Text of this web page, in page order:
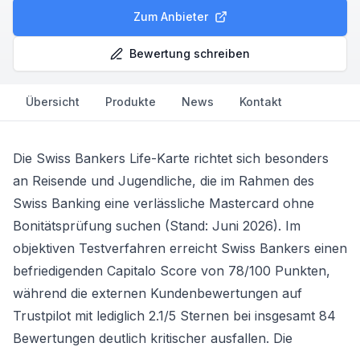
Zum Anbieter
Bewertung schreiben
Übersicht Produkte News Kontakt
Die Swiss Bankers Life-Karte richtet sich besonders
an Reisende und Jugendliche, die im Rahmen des
Swiss Banking eine verlässliche Mastercard ohne
Bonitätsprüfung suchen (Stand: Juni 2026). Im
objektiven Testverfahren erreicht Swiss Bankers einen
befriedigenden Capitalo Score von 78/100 Punkten,
während die externen Kundenbewertungen auf
Trustpilot mit lediglich 2.1/5 Sternen bei insgesamt 84
Bewertungen deutlich kritischer ausfallen. Die